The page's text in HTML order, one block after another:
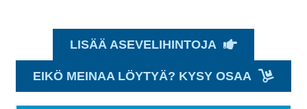
LISÄÄ ASEVELIHINTOJA
EIKÖ MEINAA LÖYTYÄ? KYSY OSAA